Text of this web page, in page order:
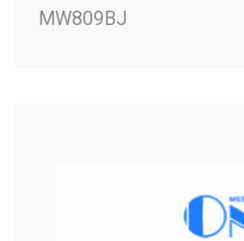
MW809BJ